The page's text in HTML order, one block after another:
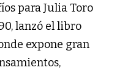
para Julia Toro
lanzó el libro
expone gran